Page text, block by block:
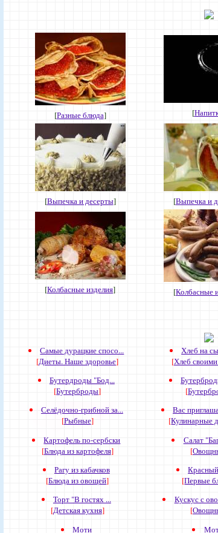
[Разные блюда] [
[Выпечка и десерты] [Выпечка и
[Колбасные изделия] [Колбасные
Самые дурацкие спосо...
[Диеты. Наше здоровье]
Хлеб на
[Хлеб
Бутердроды "Бод...
[Бутерброды]
[
Селёдочно-грибной за...
[Рыбные]
Вас
[Кулинарные
Картофель по-сербски
[Блюда из картофеля]
Салат
[
Рагу из кабачков
[Блюда из овощей]
[Первые
Торт "В гостях ...
[Детская кухня]
Кускус с
[
Моти